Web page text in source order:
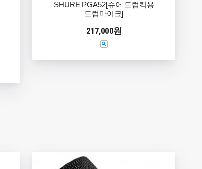
SHURE PGA52[슈어 드럼킥용
드럼마이크]
217,000원